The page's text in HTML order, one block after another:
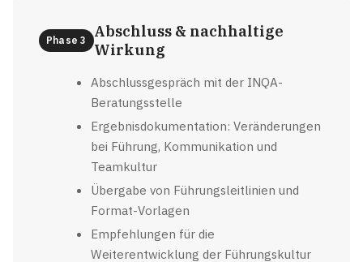
Phase 3
Abschluss & nachhaltige
Wirkung
Abschlussgespräch mit der INQA-
Beratungsstelle
Ergebnisdokumentation: Veränderungen
bei Führung, Kommunikation und
Teamkultur
Übergabe von Führungsleitlinien und
Format-Vorlagen
Empfehlungen für die
Weiterentwicklung der Führungskultur